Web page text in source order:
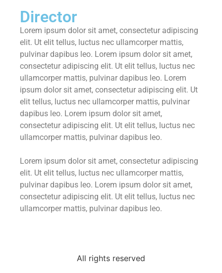
Director
Lorem ipsum dolor sit amet, consectetur adipiscing
elit. Ut elit tellus, luctus nec ullamcorper mattis,
pulvinar dapibus leo. Lorem ipsum dolor sit amet,
consectetur adipiscing elit. Ut elit tellus, luctus nec
ullamcorper mattis, pulvinar dapibus leo. Lorem
ipsum dolor sit amet, consectetur adipiscing elit. Ut
elit tellus, luctus nec ullamcorper mattis, pulvinar
dapibus leo. Lorem ipsum dolor sit amet,
consectetur adipiscing elit. Ut elit tellus, luctus nec
ullamcorper mattis, pulvinar dapibus leo.
Lorem ipsum dolor sit amet, consectetur adipiscing
elit. Ut elit tellus, luctus nec ullamcorper mattis,
pulvinar dapibus leo. Lorem ipsum dolor sit amet,
consectetur adipiscing elit. Ut elit tellus, luctus nec
ullamcorper mattis, pulvinar dapibus leo.
All rights reserved